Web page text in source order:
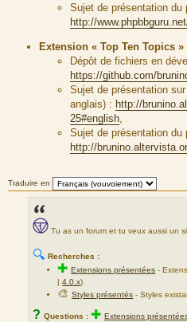
Sujet de présentation du
http://
Extension « Top Ten Topics
Dépôt de fichiers en
https://github.com/
Sujet de présentation
anglais) : http://
25#english
Sujet de présentation du
http://
Traduire en
Tu as un forum et tu veux aussi un
🔍 Recherches :
✚Extensions présentées -
|4.0.x)
🎨Styles présentés - Styles
? Questions : ✚ Extensions